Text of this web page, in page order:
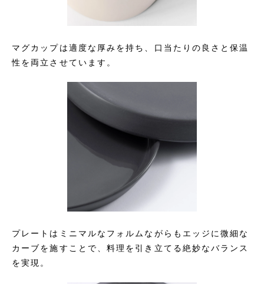
マグカップは適度な厚みを持ち、口当たりの良さと保温
性を両立させています。
プレートはミニマルなフォルムながらもエッジに微細な
カーブを施すことで、料理を引き立てる絶妙なバランス
を実現。